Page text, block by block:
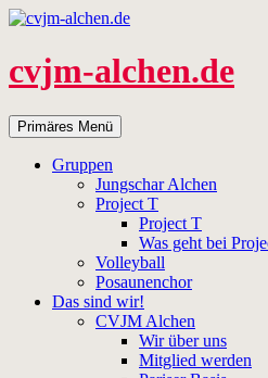
Zum
springen
cvjm-alchen.de
Suchen
Primäres Menü
Gruppen
Jungschar Alchen
Project T
Project T
Was geht bei
Volleyball
Posaunenchor
Das sind wir!
CVJM Alchen
Wir über uns
Mitglied werden